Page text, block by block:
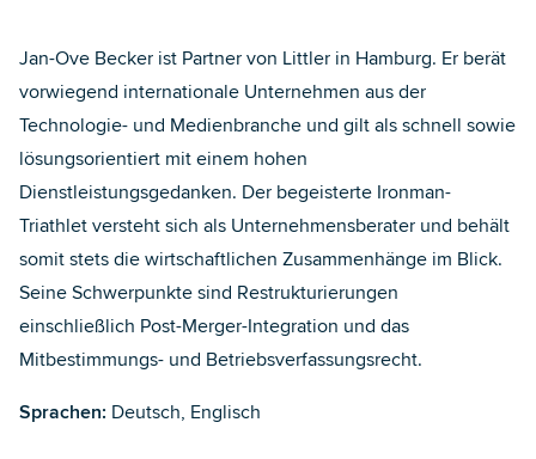
Jan-Ove Becker ist Partner von Littler in Hamburg. Er berät
vorwiegend internationale Unternehmen aus der
Technologie- und Medienbranche und gilt als schnell sowie
lösungsorientiert mit einem hohen
Dienstleistungsgedanken. Der begeisterte Ironman-
Triathlet versteht sich als Unternehmensberater und behält
somit stets die wirtschaftlichen Zusammenhänge im Blick.
Seine Schwerpunkte sind Restrukturierungen
einschließlich Post-Merger-Integration und das
Mitbestimmungs- und Betriebsverfassungsrecht.
Sprachen: Deutsch, Englisch